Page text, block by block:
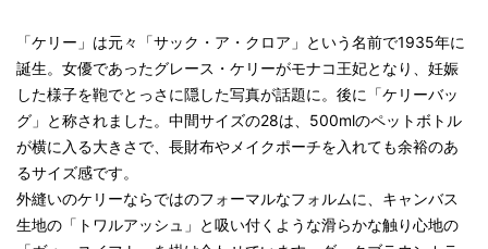
「ケリー」は元々「サック・ア・クロア」という名前で1935年に
誕生。女優であったグレース・ケリーがモナコ王妃となり、妊娠
した様子を鞄でとっさに隠した写真が話題に。後に「ケリーバッ
グ」と称されました。中間サイズの28は、500mlのペットボトル
が横に入る大きさで、長財布やメイクポーチを入れても余裕のあ
るサイズ感です。
外縫いのケリーならではのフォーマルなフォルムに、キャンバス
生地の「トワルアッシュ」と吸い付くような滑らかな触り心地の